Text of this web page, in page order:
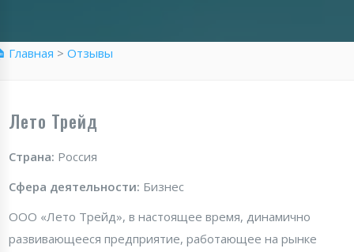
Главная > Отзывы
Лето Трейд
Страна: Россия
Сфера деятельности: Бизнес
ООО «Лето Трейд», в настоящее время, динамично
развивающееся предприятие, работающее на рынке